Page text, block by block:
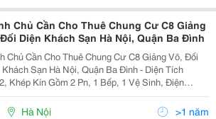
Chủ Cần Cho Thuê Chung Cư C8 Giảng
Diện Khách Sạn Hà Nội, Quận Ba Đình
Chủ Cần Cho Thuê Chung Cư C8 Giảng Võ, Đối
Sạn Hà Nội, Quận Ba Đình - Diện Tích
Khép Kín Gồm 2 Pn, 1 Bếp, 1 Vệ Sinh, Điện
Theo Đồng Hồ Sử Dụng - Chung Cư Thuộc Vị
Tâm, Gần Chợ, Gần Trường Thcs Giảng Võ,...
Hà Nội >1 năm